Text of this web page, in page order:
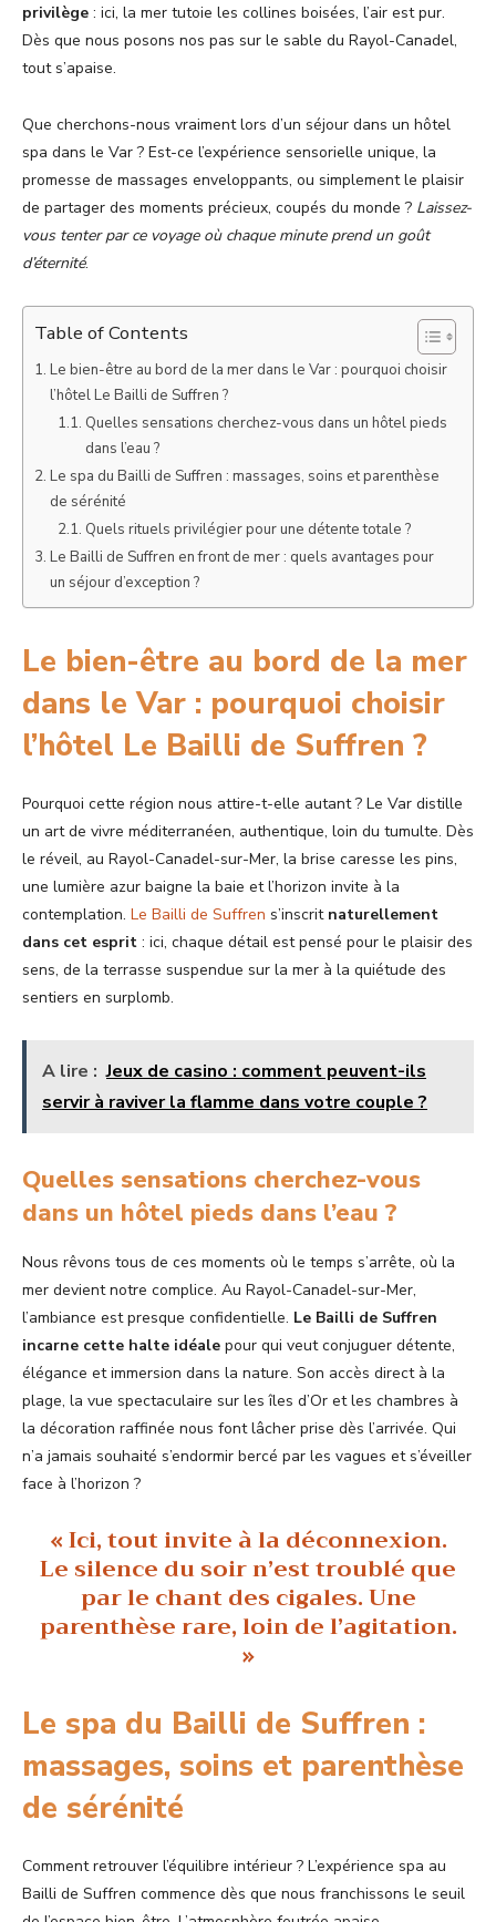
privilège : ici, la mer tutoie les collines boisées, l’air est pur.
Dès que nous posons nos pas sur le sable du Rayol-Canadel,
tout s’apaise.
Que cherchons-nous vraiment lors d’un séjour dans un hôtel
spa dans le Var ? Est-ce l’expérience sensorielle unique, la
promesse de massages enveloppants, ou simplement le plaisir
de partager des moments précieux, coupés du monde ? Laissez-
vous tenter par ce voyage où chaque minute prend un goût
d’éternité.
Table of Contents
Le bien-être au bord de la mer dans le Var : pourquoi choisir
l’hôtel Le Bailli de Suffren ?
Quelles sensations cherchez-vous dans un hôtel pieds
dans l’eau ?
Le spa du Bailli de Suffren : massages, soins et parenthèse
de sérénité
Quels rituels privilégier pour une détente totale ?
Le Bailli de Suffren en front de mer : quels avantages pour
un séjour d’exception ?
Le bien-être au bord de la mer
dans le Var : pourquoi choisir
l’hôtel Le Bailli de Suffren ?
Pourquoi cette région nous attire-t-elle autant ? Le Var distille
un art de vivre méditerranéen, authentique, loin du tumulte. Dès
le réveil, au Rayol-Canadel-sur-Mer, la brise caresse les pins,
une lumière azur baigne la baie et l’horizon invite à la
contemplation. Le Bailli de Suffren s’inscrit naturellement
dans cet esprit : ici, chaque détail est pensé pour le plaisir des
sens, de la terrasse suspendue sur la mer à la quiétude des
sentiers en surplomb.
A lire : Jeux de casino : comment peuvent-ils
servir à raviver la flamme dans votre couple ?
Quelles sensations cherchez-vous
dans un hôtel pieds dans l’eau ?
Nous rêvons tous de ces moments où le temps s’arrête, où la
mer devient notre complice. Au Rayol-Canadel-sur-Mer,
l’ambiance est presque confidentielle. Le Bailli de Suffren
incarne cette halte idéale pour qui veut conjuguer détente,
élégance et immersion dans la nature. Son accès direct à la
plage, la vue spectaculaire sur les îles d’Or et les chambres à
la décoration raffinée nous font lâcher prise dès l’arrivée. Qui
n’a jamais souhaité s’endormir bercé par les vagues et s’éveiller
face à l’horizon ?
« Ici, tout invite à la déconnexion.
Le silence du soir n’est troublé que
par le chant des cigales. Une
parenthèse rare, loin de l’agitation.
»
Le spa du Bailli de Suffren :
massages, soins et parenthèse
de sérénité
Comment retrouver l’équilibre intérieur ? L’expérience spa au
Bailli de Suffren commence dès que nous franchissons le seuil